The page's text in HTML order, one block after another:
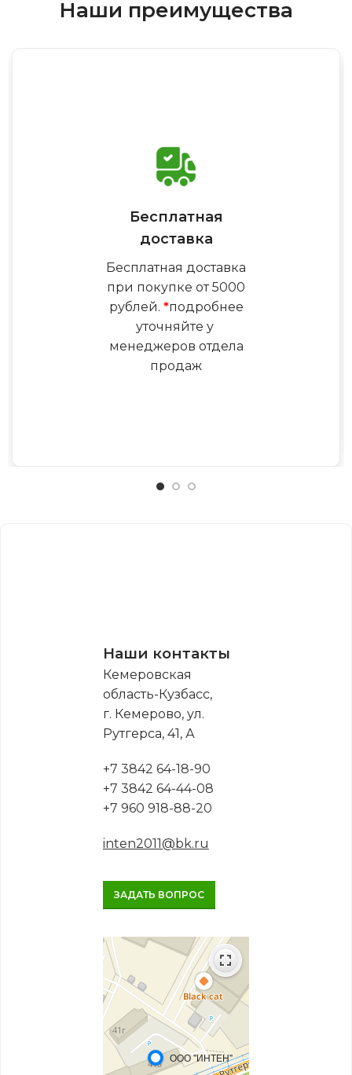
Наши преимущества
Бесплатная
доставка
Бесплатная доставка
при покупке от 5000
рублей. *подробнее
уточняйте у
менеджеров отдела
продаж
Наши контакты
Кемеровская
область-Кузбасс,
г. Кемерово, ул.
Рутгерса, 41, А
+7 3842 64-18-90
+7 3842 64-44-08
+7 960 918-88-20
inten2011@bk.ru
ЗАДАТЬ ВОПРОС